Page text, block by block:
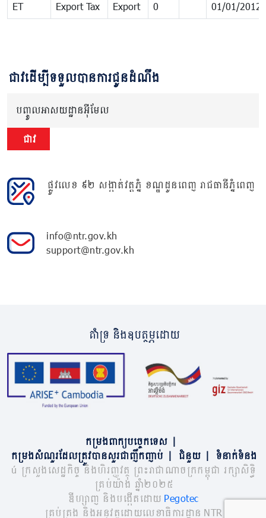
ET Export Tax Export 0 01/01/2012
ជាវដើម្បីទទួលបានការជូនដំណឹង
បញ្ចូលអាសយដ្ឋានអ៊ីមែល
ជាវ
ផ្លូវលេខ ៩២ សង្កាត់វត្តភ្នំ ខណ្ឌដូនពេញ រាជធានីភ្នំពេញ
info@ntr.gov.kh
support@ntr.gov.kh
គាំទ្រ និងឧបត្ថម្ភដោយ
កម្រងពាក្យបច្ចេកទេស
កម្រងសំណួរដែលត្រូវបានសួរជាញឹកញាប់
ជំនួយ
ទំនាក់ទំនង
© ក្រសួងសេដ្ឋកិច្ច និងហិរញ្ញវត្ថុ ព្រះរាជាណាចក្រកម្ពុជា រក្សាសិទ្ធិ
គ្រប់យ៉ាង ឆ្នាំ២០២៥
ឌីហ្សាញ និងបង្កើតដោយ Pegotec
គ្រប់គ្រង និងអនុវត្តដោយលេខាធិការដ្ឋាន NTR